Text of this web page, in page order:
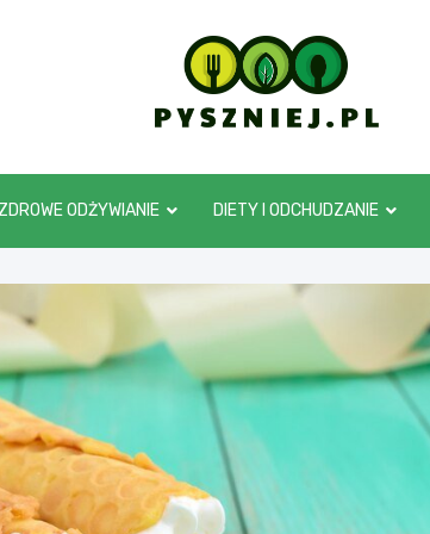
pyszniej.pl
ZDROWE ODŻYWIANIE DIETY I ODCHUDZANIE